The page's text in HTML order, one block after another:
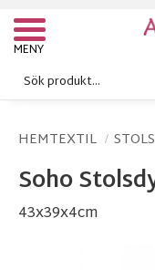
Meny
HEMTEXTIL
Soho
43x39x4cm